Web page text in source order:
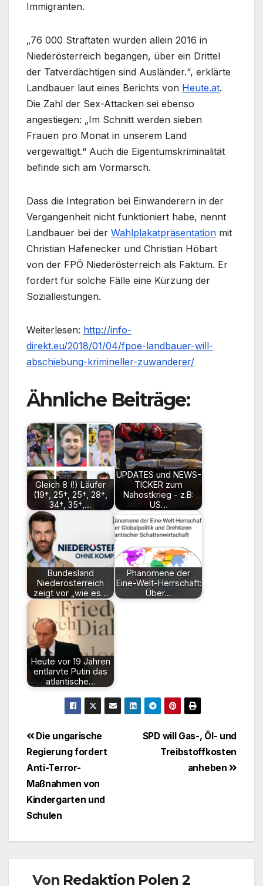
Immigranten.
„76 000 Straftaten wurden allein 2016 in
Niederösterreich begangen, über ein Drittel
der Tatverdächtigen sind Ausländer.“, erklärte
Landbauer laut eines Berichts von Heute.at.
Die Zahl der Sex-Attacken sei ebenso
angestiegen: „Im Schnitt werden sieben
Frauen pro Monat in unserem Land
vergewaltigt.“ Auch die Eigentumskriminalität
befinde sich am Vormarsch.
Dass die Integration bei Einwanderern in der
Vergangenheit nicht funktioniert habe, nennt
Landbauer bei der Wahlplakatpräsentation mit
Christian Hafenecker und Christian Höbart
von der FPÖ Niederösterreich als Faktum. Er
fordert für solche Fälle eine Kürzung der
Sozialleistungen.
Weiterlesen: http://info-
direkt.eu/2018/01/04/fpoe-landbauer-will-
abschiebung-krimineller-zuwanderer/
Ähnliche Beiträge:
Gleich 8 (!) Läufer
(19†, 25†, 25†, 28†,
34†, 35†,…
UPDATES und NEWS-
TICKER zum
Nahostkrieg - z.B:
US…
Bundesland
Niederösterreich
zeigt vor „wie es…
Phänomene der
Eine-Welt-Herrschaft:
Über…
Heute vor 19 Jahren
entlarvte Putin das
atlantische…
Beitragsnavigation
SPD will Gas-, Öl- und
Treibstoffkosten
anheben
Die ungarische
Regierung fordert
Anti-Terror-
Maßnahmen von
Kindergarten und
Schulen
Von Redaktion Polen 2